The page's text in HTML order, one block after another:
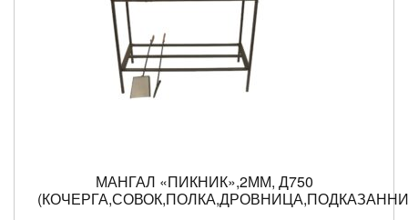
МАНГАЛ «ПИКНИК»,2ММ, Д750